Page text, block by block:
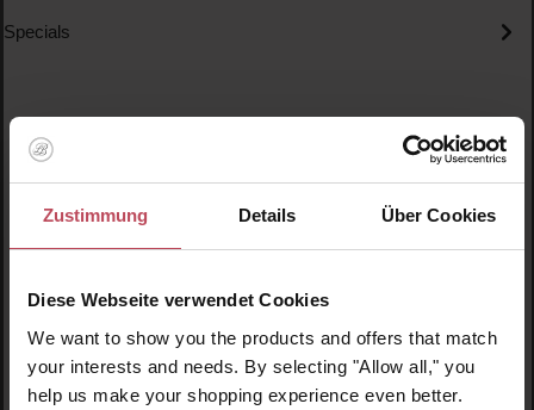
Zustimmung Details Über Cookies
Diese Webseite verwendet Cookies
We want to show you the products and offers that match
your interests and needs. By selecting "Allow all," you
help us make your shopping experience even better.
Specials
Produktgalerie überspringen
Ähnliche Produkte